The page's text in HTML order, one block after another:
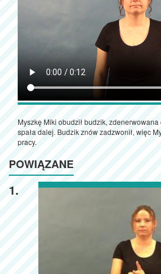
Myszkę Miki obudził budzik,
spała dalej. Budzik znów zadzwonił, więc
pracy.
POWIĄZANE
1.